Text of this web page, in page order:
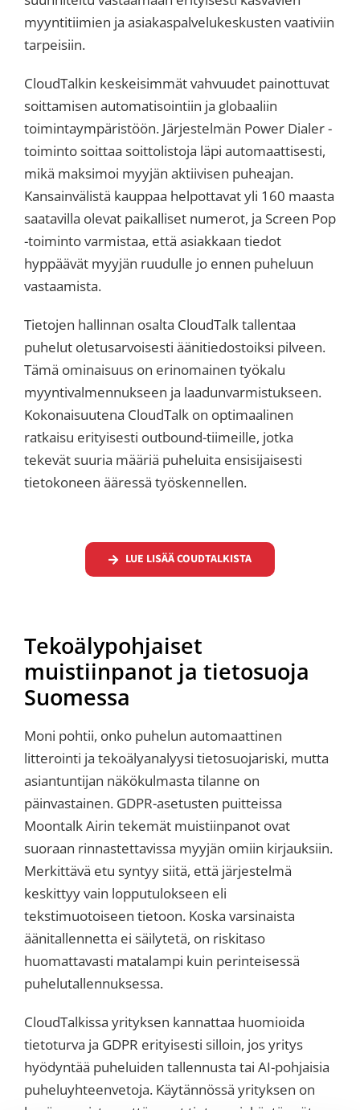
myyntitiimien ja asiakaspalvelukeskusten vaativiin
tarpeisiin.
CloudTalkin keskeisimmät vahvuudet painottuvat
soittamisen automatisointiin ja globaaliin
toimintaympäristöön. Järjestelmän Power Dialer -
toiminto soittaa soittolistoja läpi automaattisesti,
mikä maksimoi myyjän aktiivisen puheajan.
Kansainvälistä kauppaa helpottavat yli 160 maasta
saatavilla olevat paikalliset numerot, ja Screen Pop
-toiminto varmistaa, että asiakkaan tiedot
hyppäävät myyjän ruudulle jo ennen puheluun
vastaamista.
Tietojen hallinnan osalta CloudTalk tallentaa
puhelut oletusarvoisesti äänitiedostoiksi pilveen.
Tämä ominaisuus on erinomainen työkalu
myyntivalmennukseen ja laadunvarmistukseen.
Kokonaisuutena CloudTalk on optimaalinen
ratkaisu erityisesti outbound-tiimeille, jotka
tekevät suuria määriä puheluita ensisijaisesti
tietokoneen ääressä työskennellen.
LUE LISÄÄ COUDTALKISTA
Tekoälypohjaiset
muistiinpanot ja tietosuoja
Suomessa
Moni pohtii, onko puhelun automaattinen
litterointi ja tekoälyanalyysi tietosuojariski, mutta
asiantuntijan näkökulmasta tilanne on
päinvastainen. GDPR-asetusten puitteissa
Moontalk Airin tekemät muistiinpanot ovat
suoraan rinnastettavissa myyjän omiin kirjauksiin.
Merkittävä etu syntyy siitä, että järjestelmä
keskittyy vain lopputulokseen eli
tekstimuotoiseen tietoon. Koska varsinaista
äänitallennetta ei säilytetä, on riskitaso
huomattavasti matalampi kuin perinteisessä
puhelutallennuksessa.
CloudTalkissa yrityksen kannattaa huomioida
tietoturva ja GDPR erityisesti silloin, jos yritys
hyödyntää puheluiden tallennusta tai AI-pohjaisia
puheluyhteenvetoja. Käytännössä yrityksen on